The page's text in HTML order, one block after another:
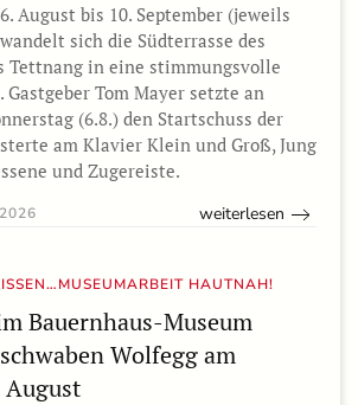
August bis 10. September (jeweils
sich die Südterrasse des
Tettnang in eine stimmungsvolle
Gastgeber Tom Mayer setzte an
(6.8.) den Startschuss der
am Klavier Klein und Groß, Jung
und Zugereiste.
weiterlesen
HAUTNAH!
Bauernhaus-Museum
Wolfegg am
August